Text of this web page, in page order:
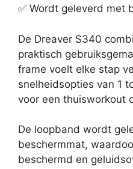
✅ Wordt geleverd met
De Dreaver S340
praktisch
frame voelt elke stap
snelheidsopties van 1
voor een thuisworkout
De loopband wordt
beschermmat,
beschermd en